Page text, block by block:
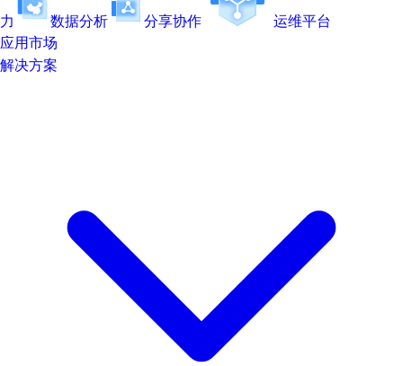
力 数据分析 分享协作 运维平台
应用市场
解决方案